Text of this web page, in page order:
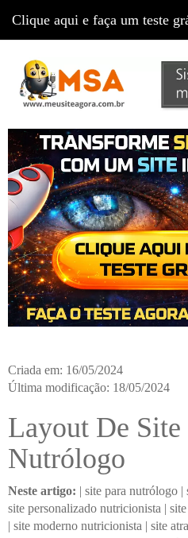
Criada em: 16/05/2024
Última modificação: 18/05/2024
Layout De Site
Nutrólogo
Neste artigo: | site para nutrólogo |
site personalizado nutricionista |
| site moderno nutricionista | site
Clique aqui e faça um teste